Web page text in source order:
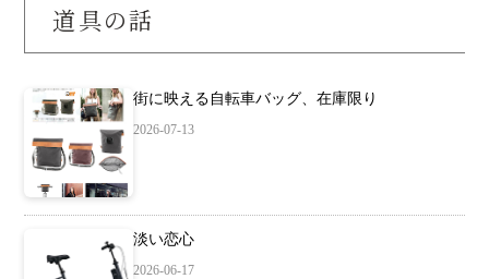
道具の話
街に映える自転車バッグ、在庫限り
2026-07-13
淡い恋心
2026-06-17